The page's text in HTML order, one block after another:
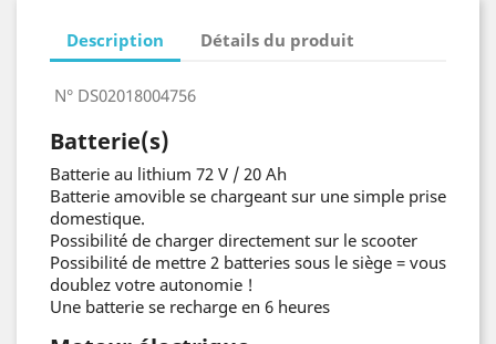
Description Détails du produit
N° DS02018004756
Batterie(s)
Batterie au lithium 72 V / 20 Ah
Batterie amovible se chargeant sur une simple prise
domestique.
Possibilité de charger directement sur le scooter
Possibilité de mettre 2 batteries sous le siège = vous
doublez votre autonomie !
Une batterie se recharge en 6 heures